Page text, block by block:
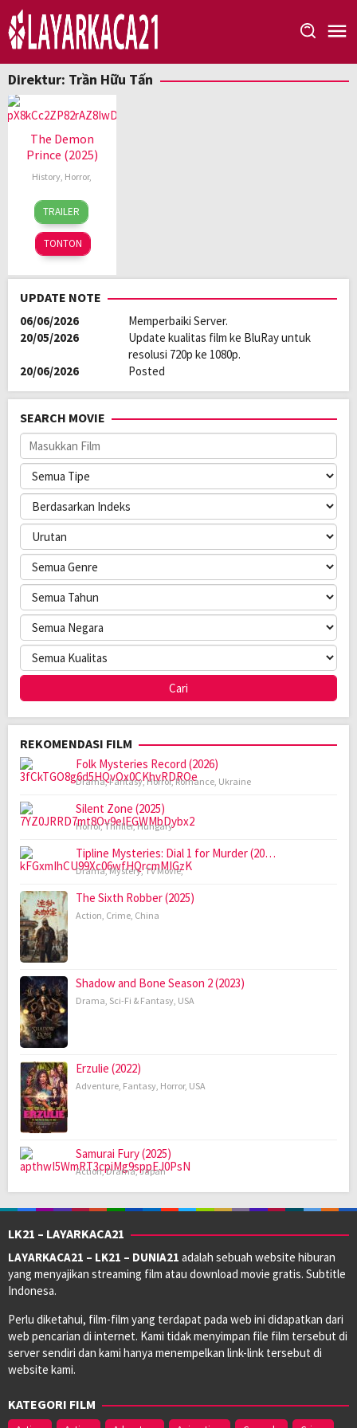
Loncat
ke
konten
Direktur: Trần Hữu Tấn
The Demon
Prince (2025)
History, Horror,
5
Dec
2025
Trần
Hữu
Tấn
TRAILER
TONTON
UPDATE NOTE
06/06/2026
Memperbaiki Server.
20/05/2026
Update kualitas film ke BluRay untuk
resolusi 720p ke 1080p.
20/06/2026
Posted
SEARCH MOVIE
REKOMENDASI FILM
Folk Mysteries Record (2026)
Drama,Fantasy,Horror,Romance, Ukraine
Silent Zone (2025)
Horror,Thriller,Hungary
Tipline Mysteries: Dial 1 for Murder (20…
Drama,Mystery,TV Movie,
The Sixth Robber (2025)
Action, Crime, China
Shadow and Bone Season 2 (2023)
Drama, Sci-Fi & Fantasy, USA
Erzulie (2022)
Adventure, Fantasy, Horror, USA
Samurai Fury (2025)
Action,Drama,Japan
LK21 – LAYARKACA21
LAYARKACA21 – LK21 – DUNIA21 adalah sebuah website hiburan
yang menyajikan streaming film atau download movie gratis. Subtitle
Indonesa.
Perlu diketahui, film-film yang terdapat pada web ini didapatkan dari
web pencarian di internet. Kami tidak menyimpan file film tersebut di
server sendiri dan kami hanya menempelkan link-link tersebut di
website kami.
KATEGORI FILM